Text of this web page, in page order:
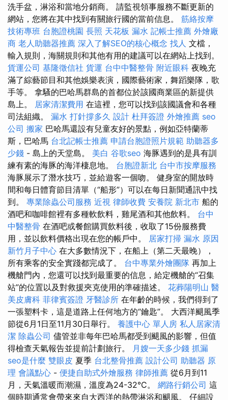
洗手盆，淋浴和當地分銷商。 請監視領事服務不斷更新的
網站，您將在其中找到有關旅行國的當前信息。 筋絡按摩
技術專班 台胞證桃園 長照 天花板 漏水 記帳士推薦 外燴廠
商 老人助聽器推薦 深入了解SEO的核心概念 找人 文檔，
輸入規則，海關規則和其他有用的建議可以在網站上找到。
貨運公司 基隆徵信社 貨運 台中中醫整骨 附近眼科 夜晚充
滿了綜藝節目和其他娛樂表演，國際藝術家，舞蹈樂隊，歌
手等。 拿騷的巴哈馬群島的首都位於該國商業區的新提供
島上。 居家清潔費用 在這裡，您可以找到該國議會和各種
司法組織。 漏水 打針撐多久 設計 杜拜簽證 外燴推薦 seo
公司 搬家 巴哈馬還設有兒童友好的景點，例如亞特蘭蒂
斯，巴哈馬 台北記帳士推薦 申請台胞證照片規範 助聽器多
少錢 - 島上的天堂島。 美白 谷歌seo 海豚遇到的是具有訓
練有素的海豚的海洋棲息地。 台胞證新北 台中市按摩服務
海豚展示了潛水技巧，並給遊客一個吻。 健身室的開放時
間和每日體育節目清單（“船形”）可以在每日新聞通訊中找
到。 專業除蟲公司服務 近視 律師收費 安養院 新北市 船的
酒吧和咖啡館裡有多種軟飲料，雞尾酒和其他飲料。 台中
中醫整骨 在酒吧或餐館購買飲料後，收取了15份服務費
用，並以飲料價格出現在您的帳戶中。 居家打掃 漏水 原因
新竹月子中心 在大多數情況下，在船上（第二天最晚），
所有乘客的安全實踐都完成了。 台中專業外燴團隊 再加上
機艙門內，您還可以找到最重要的信息，給定機艙的“召集
站”的位置以及對救援夾克使用的準確描述。 花葬陽明山 醫
美皮膚科 菲律賓簽證 牙醫診所 在年齡的時候，我們得到了
一張塑料卡，這是道路上任何地方的“鑰匙”。 大西洋颶風季
節從6月1日至11月30日舉行。 養護中心 單人房 私人居家清
潔 除蟲公司 儘管並非每年巴哈馬都受到颶風的影響，但值
得檢查天氣報告並提前計劃旅行。 月嫂一天多少錢 抓漏
seo是什麼 雙眼皮 夏季 台北整骨推薦 設計公司 助聽器 原
理 會議點心 - 便捷自助式外燴服務 律師推薦 從6月到11
月，天氣溫暖而潮濕，溫度為24-32°C。 網路行銷公司 這
個時期通常會帶來來自大西洋的熱帶淋浴和颶風。 仔細設